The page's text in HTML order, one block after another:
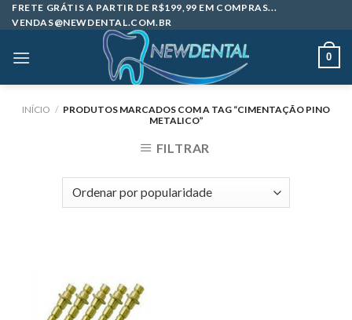
Skip
to
FRETE GRÁTIS A PARTIR DE R$199,99 EM COMPRAS...
VENDAS@NEWDENTAL.COM.BR
0
INÍCIO / PRODUTOS MARCADOS COM A TAG “CIMENTAÇÃO PINO
METALICO”
FILTRAR